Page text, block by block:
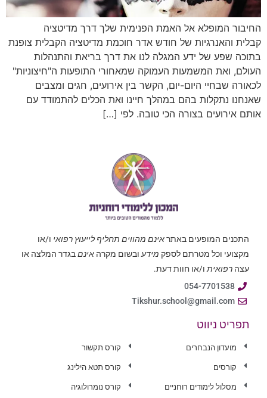
החיבור המופלא אל האמת הפנימית שלך דרך מדיטציה
קבלית והאנרגיות של חודש אדר חוכמת מדיטציה הקבלית צופנת
בתוכה שפע של ידע המגלה לנו את דרך בריאת והתנהלות
העולם, ואת המשמעות העמוקה שמאחורי התופעות ה"חיצוניות"
לכאורה שבחיי היום-יום, הקשר בין אירועים, חגים ומצבים
שאנחנו נתקלות בהם במהלך חיינו ואת הכלים להתמודד עם
אותם אירועים בצורה הכי טובה. לפי […]
התכנים המופעים באתראינם מהווים תחליף לייעוץ רפואי ו/או
מקצועי וכל מטרתם לספק מידעובשום מקרה אינםבגדר המלצה או
עצה רפואיתו/או חוות דעת.
054-7701538
Tikshur.school@gmail.com
תפריט ניווט
מועדון הנבחרים
קורסים
מסלול לימודים רוחניים
קורס תקשור
קורס תטא הילינג
קורס נומרולוגיה